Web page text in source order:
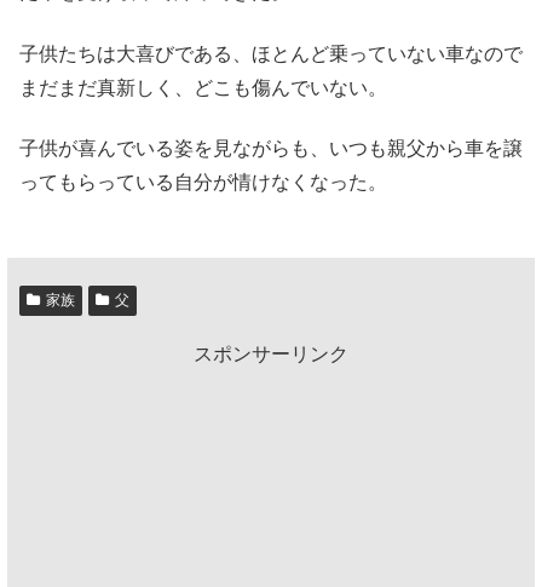
子供たちは大喜びである、ほとんど乗っていない車なので
まだまだ真新しく、どこも傷んでいない。
子供が喜んでいる姿を見ながらも、いつも親父から車を譲
ってもらっている自分が情けなくなった。
家族 父
スポンサーリンク